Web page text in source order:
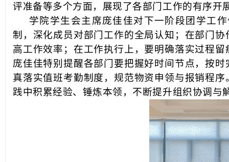
评准备等多个方面，展现了各部门工作的有序开
学院学生会主席庞佳佳对下一阶段团学工
制，深化成员对部门工作的全局认知；在部门
高工作效率；在工作执行上，要明确落实过程
庞佳佳特别提醒各部门要把握好时间节点，按
真落实值班考勤制度，规范物资申领与报销程
践中积累经验、锤炼本领，不断提升组织协调与